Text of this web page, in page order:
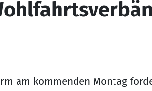
am kommenden Montag